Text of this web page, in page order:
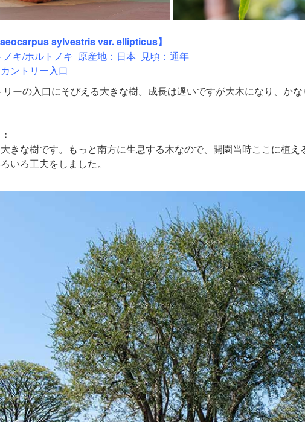
sylvestris var. ellipticus】
ノキ/ホルトノキ 原産地：日本 見頃：通年
ントリー入口
ーの入口にそびえる大きな樹。成長は遅いですが大木になり、か
きな樹です。もっと南方に生息する木なので、開園当時ここに植
いろ工夫をしました。